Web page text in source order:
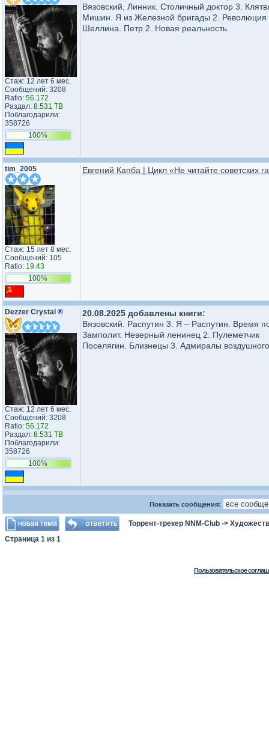
Стаж: 12 лет 6 мес.
Сообщений: 3208
Ratio: 56.172
Раздал: 8.531 TB
Поблагодарили:
358726
100%
Вязовский, Линник. Столичный доктор 3.
Мишин. Я из Железной бригады 2. Революция
Шеллина. Петр 2. Новая реальность
tim_2005
Стаж: 15 лет 8 мес.
Сообщений: 105
Ratio: 19.43
100%
Евгений Капба | Цикл «Не читайте советских
Dezzer Crystal ®
Стаж: 12 лет 6 мес.
Сообщений: 3208
Ratio: 56.172
Раздал: 8.531 TB
Поблагодарили:
358726
100%
20.08.2025 добавлены книги:
Вязовский. Распутин 3. Я – Распутин. Время
Замполит. Неверный ленинец 2. Пулеметчик
Поселягин. Близнецы 3. Адмиралы
Показать сообщения:
Торрент-трекер NNM-Club ->
Страница 1 из 1
Пользовательское